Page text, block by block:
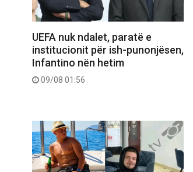
UEFA nuk ndalet, paratë e
institucionit për ish-punonjësen,
Infantino nën hetim
09/08 01:56